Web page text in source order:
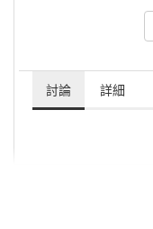
討論 詳細